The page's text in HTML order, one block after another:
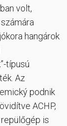
volt,
hangárok
típusú
Az
podnik
ACHP,
is